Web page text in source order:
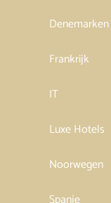
Denemarken
Frankrijk
IT
Luxe Hotels
Noorwegen